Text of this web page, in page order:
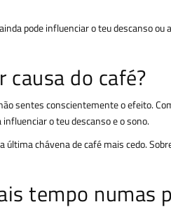
pode influenciar o teu descanso ou
do café?
sentes conscientemente o efeito.
o teu descanso e o sono.
chávena de café mais cedo.
tempo numas